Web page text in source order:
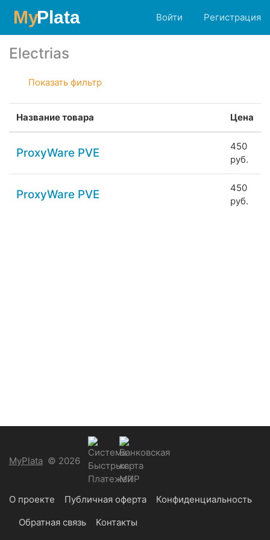
Войти Регистрация
Electrias
Показать фильтр
Название товара Цена
ProxyWare PVE
450
руб.
ProxyWare PVE
450
руб.
MyPlata © 2026
О проекте Публичная оферта
Конфиденциальность
Обратная связь
Контакты